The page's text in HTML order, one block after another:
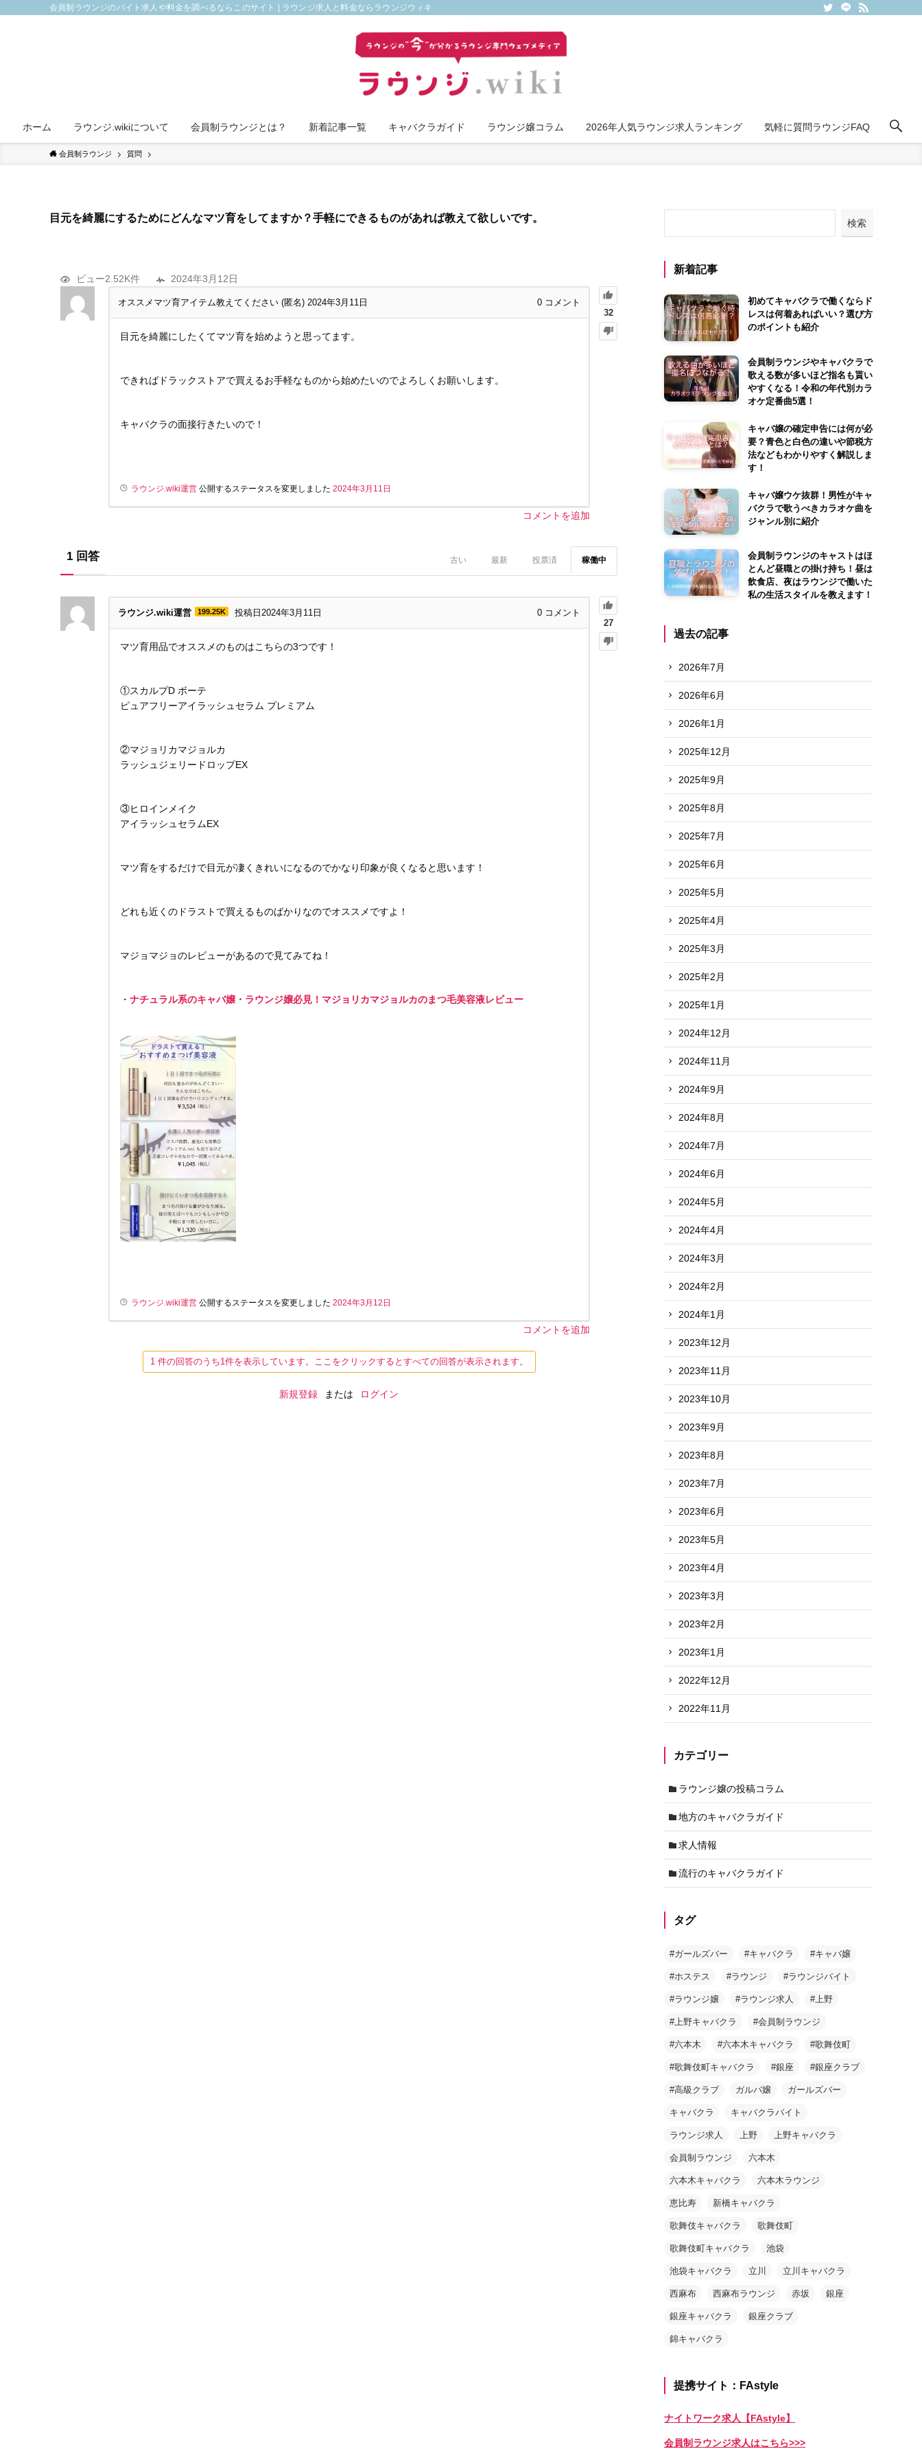
会員制ラウンジのバイト求人や料金を調べるならこのサイト | ラウンジ求人と料金ならラウンジウィキ
ホーム ラウンジ.wikiについて 会員制ラウンジとは？ 新着記事一覧 キャバクラガイド ラウンジ嬢コラム 2026年人気ラウンジ求人ランキング 気軽に質問ラウンジFAQ
会員制ラウンジ 質問
目元を綺麗にするためにどんなマツ育をしてますか？手軽にできるものがあれば教えて欲しいです。
ビュー2.52K件 2024年3月12日
32
オススメマツ育アイテム教えてください (匿名) 2024年3月11日 0 コメント
目元を綺麗にしたくてマツ育を始めようと思ってます。
できればドラックストアで買えるお手軽なものから始めたいのでよろしくお願いします。
キャバクラの面接行きたいので！
ラウンジ.wiki運営 公開するステータスを変更しました 2024年3月11日
コメントを追加
1回答 稼働中
投票済
最新
古い
27
ラウンジ.wiki運営 199.25K 投稿日2024年3月11日 0 コメント
マツ育用品でオススメのものはこちらの3つです！
①スカルプD ボーテ
ピュアフリーアイラッシュセラム プレミアム
②マジョリカマジョルカ
ラッシュジェリードロップEX
③ヒロインメイク
アイラッシュセラムEX
マツ育をするだけで目元が凄くきれいになるのでかなり印象が良くなると思います！
どれも近くのドラストで買えるものばかりなのでオススメですよ！
マジョマジョのレビューがあるので見てみてね！
・ ナチュラル系のキャバ嬢・ラウンジ嬢必見！マジョリカマジョルカのまつ毛美容液レビュー
ラウンジ.wiki運営 公開するステータスを変更しました 2024年3月12日
コメントを追加
1 件の回答のうち1件を表示しています。ここをクリックするとすべての回答が表示されます。
新規登録 または ログイン
検索
新着記事
初めてキャバクラで働くならド
レスは何着あればいい？選び方
のポイントも紹介
会員制ラウンジやキャバクラで
歌える数が多いほど指名も貰い
やすくなる！令和の年代別カラ
オケ定番曲5選！
キャバ嬢の確定申告には何が必
要？青色と白色の違いや節税方
法などもわかりやすく解説しま
す！
キャバ嬢ウケ抜群！男性がキャ
バクラで歌うべきカラオケ曲を
ジャンル別に紹介
会員制ラウンジのキャストはほ
とんど昼職との掛け持ち！昼は
飲食店、夜はラウンジで働いた
私の生活スタイルを教えます！
過去の記事
2026年7月
2026年6月
2026年1月
2025年12月
2025年9月
2025年8月
2025年7月
2025年6月
2025年5月
2025年4月
2025年3月
2025年2月
2025年1月
2024年12月
2024年11月
2024年9月
2024年8月
2024年7月
2024年6月
2024年5月
2024年4月
2024年3月
2024年2月
2024年1月
2023年12月
2023年11月
2023年10月
2023年9月
2023年8月
2023年7月
2023年6月
2023年5月
2023年4月
2023年3月
2023年2月
2023年1月
2022年12月
2022年11月
カテゴリー
ラウンジ嬢の投稿コラム
地方のキャバクラガイド
求人情報
流行のキャバクラガイド
タグ
#ガールズバー #キャバクラ #キャバ嬢
#ホステス #ラウンジ #ラウンジバイト
#ラウンジ嬢 #ラウンジ求人 #上野
#上野キャバクラ #会員制ラウンジ
#六本木 #六本木キャバクラ #歌舞伎町
#歌舞伎町キャバクラ #銀座 #銀座クラブ
#高級クラブ ガルバ嬢 ガールズバー
キャバクラ キャバクラバイト
ラウンジ求人 上野 上野キャバクラ
会員制ラウンジ 六本木
六本木キャバクラ 六本木ラウンジ
恵比寿 新橋キャバクラ
歌舞伎キャバクラ 歌舞伎町
歌舞伎町キャバクラ 池袋
池袋キャバクラ 立川 立川キャバクラ
西麻布 西麻布ラウンジ 赤坂 銀座
銀座キャバクラ 銀座クラブ
錦キャバクラ
提携サイト：FAstyle
ナイトワーク求人【FAstyle】
会員制ラウンジ求人はこちら>>>